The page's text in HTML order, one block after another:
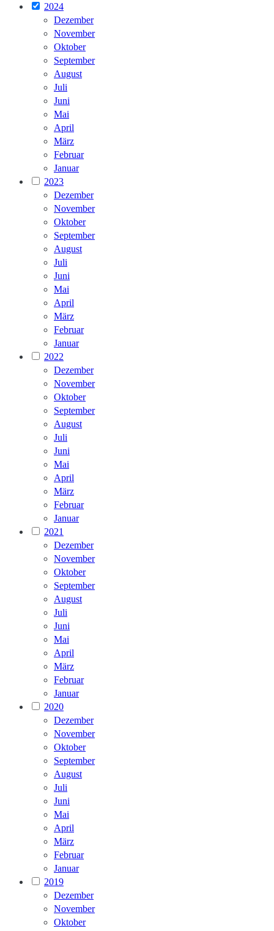
2024
Dezember
November
Oktober
September
August
Juli
Juni
Mai
April
März
Februar
Januar
2023
Dezember
November
Oktober
September
August
Juli
Juni
Mai
April
März
Februar
Januar
2022
Dezember
November
Oktober
September
August
Juli
Juni
Mai
April
März
Februar
Januar
2021
Dezember
November
Oktober
September
August
Juli
Juni
Mai
April
März
Februar
Januar
2020
Dezember
November
Oktober
September
August
Juli
Juni
Mai
April
März
Februar
Januar
2019
Dezember
November
Oktober